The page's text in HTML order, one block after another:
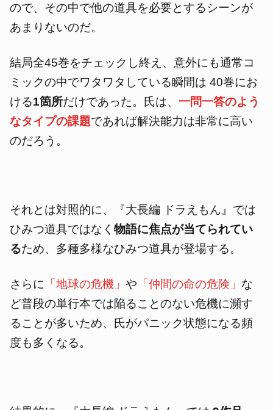
ので、その中で他の道具を必要とするシーンが
あまりないのだ。
結局全45巻をチェックし終え、意外にも通常コ
ミックの中でワタワタしている瞬間は 40巻にお
ける1箇所だけであった。 氏は、一問一答のよう
なタイプの課題であれば解決能力は非常に高い
のだろう。
それとは対照的に、『大長編 ドラえもん』では
ひみつ道具ではなく物語に焦点が当てられてい
るため、多種多様なひみつ道具が登場する。
さらに 「地球の危機」や 「仲間の命の危険」 な
ど普段の単行本では陥ることのない危機に瀕す
ることが多いため、氏がパニック状態になる頻
度も多くなる。